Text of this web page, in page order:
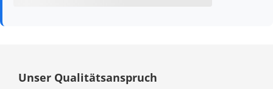
Unser Qualitätsanspruch